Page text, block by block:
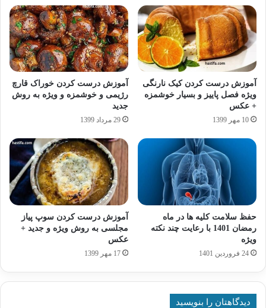
آموزش درست کردن کیک نارنگی
ویژه فصل پاییز و بسیار خوشمزه
+ عکس
10 مهر 1399
آموزش درست کردن خوراک قارچ
رژیمی و خوشمزه و ویژه به روش
جدید
29 مرداد 1399
حفظ سلامت کلیه ها در ماه
رمضان 1401 با رعایت چند نکته
ویژه
24 فروردین 1401
آموزش درست کردن سوپ پیاز
مجلسی به روش ویژه و جدید +
عکس
17 مهر 1399
دیدگاهتان را بنویسید